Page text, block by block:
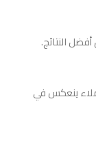
النتائج.
ينعكس في